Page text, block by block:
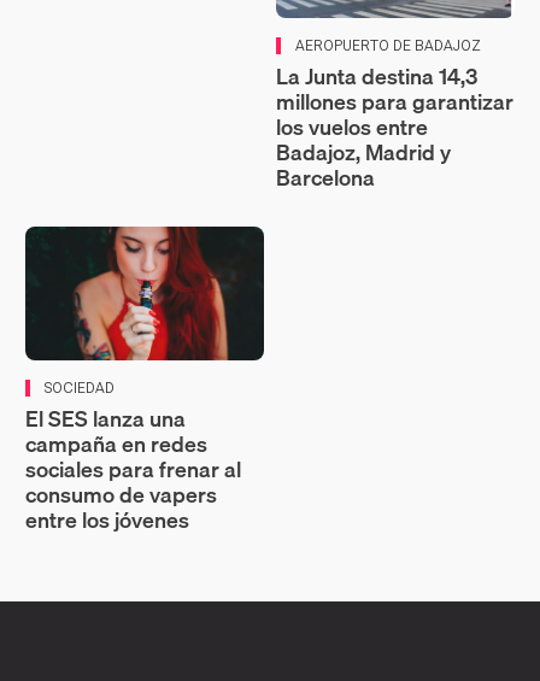
AEROPUERTO DE BADAJOZ
La Junta destina 14,3
millones para garantizar
los vuelos entre
Badajoz, Madrid y
Barcelona
SOCIEDAD
El SES lanza una
campaña en redes
sociales para frenar al
consumo de vapers
entre los jóvenes